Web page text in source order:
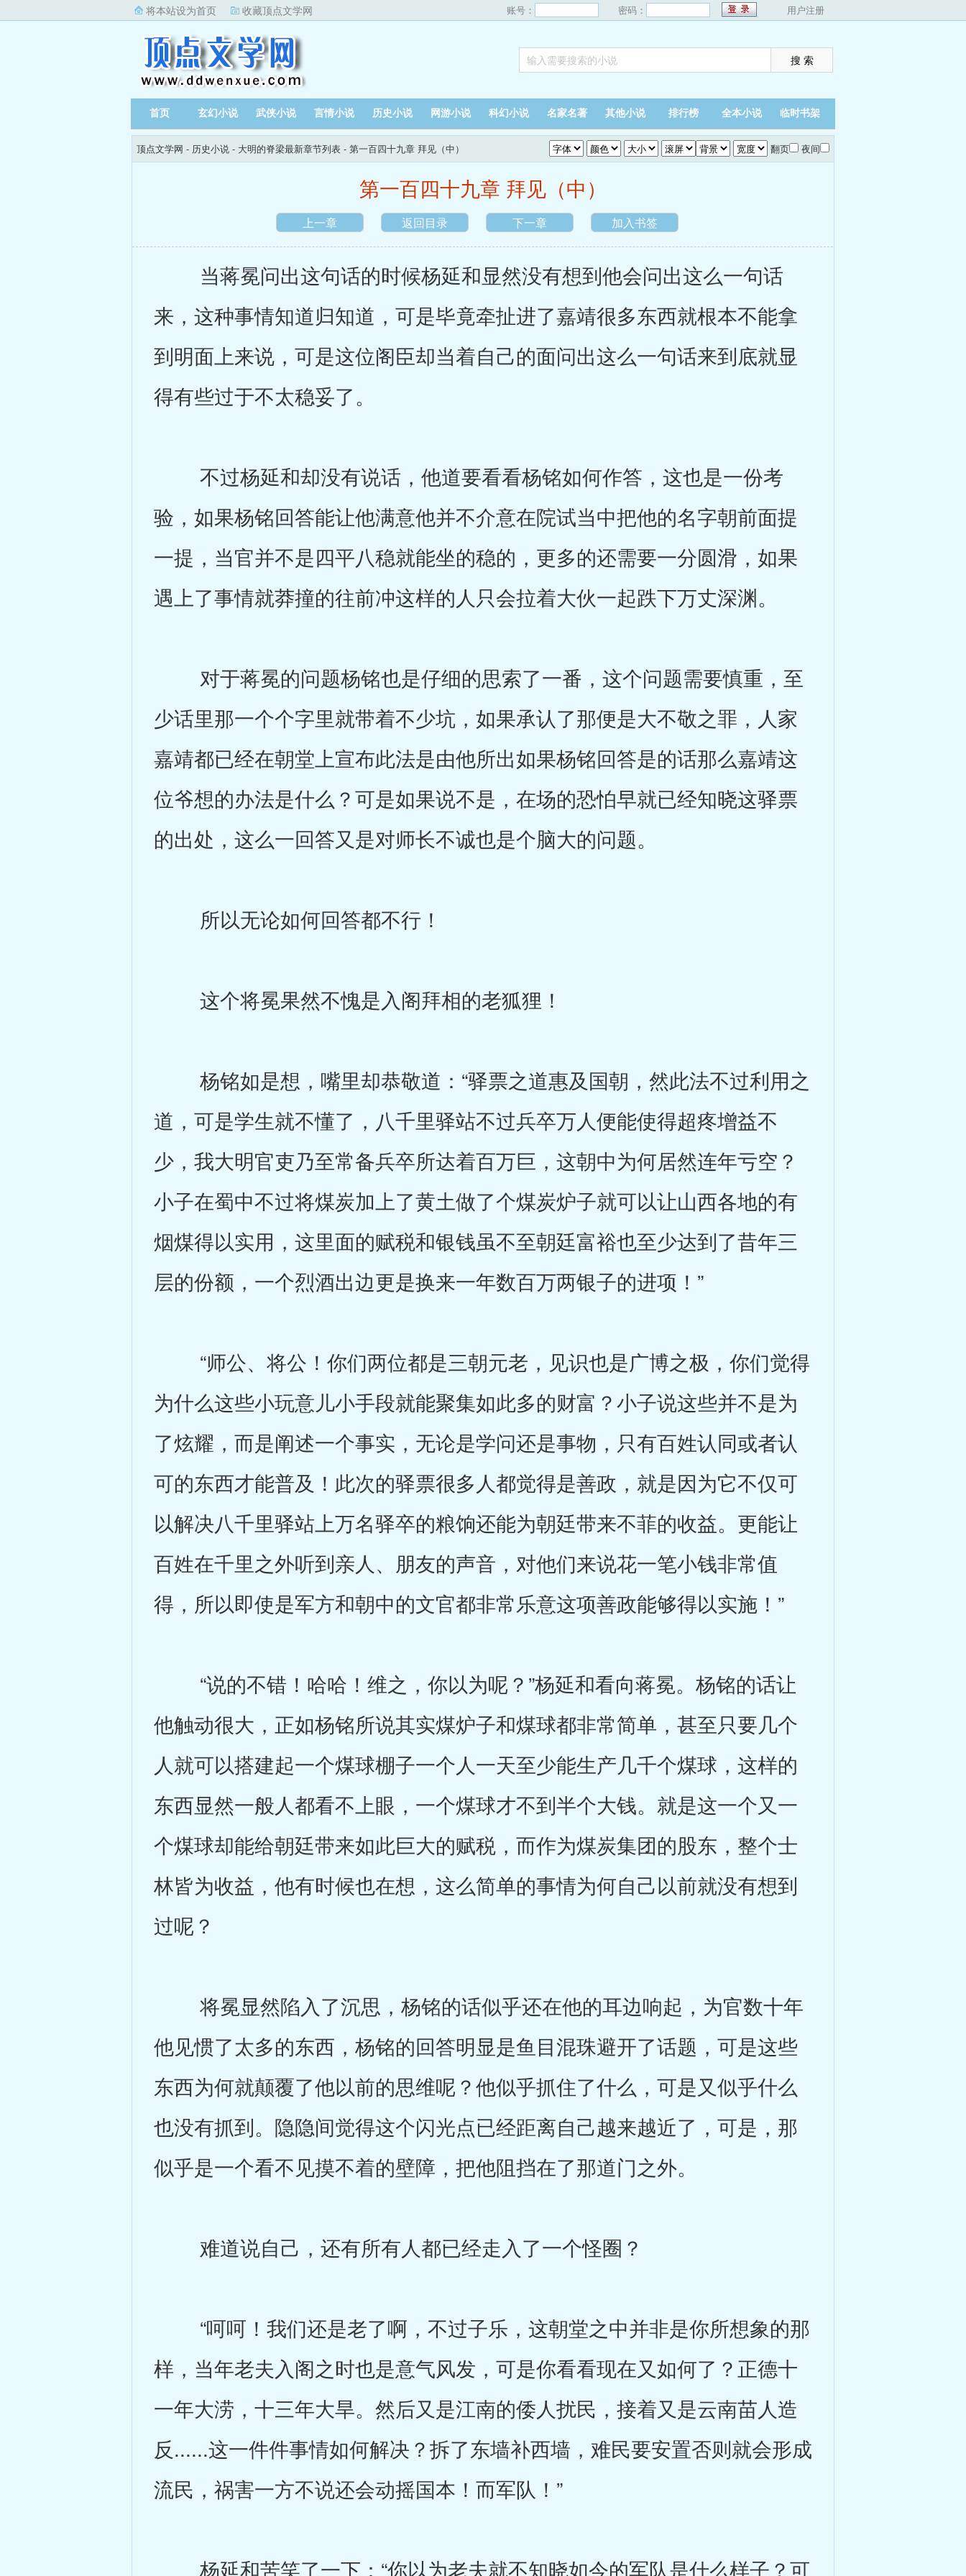
将本站设为首页 收藏顶点文学网 账号： 密码： 用户注册
首页 玄幻小说 武侠小说 言情小说 历史小说 网游小说 科幻小说 名家名著 其他小说 排行榜 全本小说 临时书架
顶点文学网 - 历史小说 - 大明的脊梁最新章节列表 - 第一百四十九章 拜见（中） 翻页 夜间
第一百四十九章 拜见（中）
上一章 返回目录 下一章 加入书签
当蒋冕问出这句话的时候杨延和显然没有想到他会问出这么一句话
来，这种事情知道归知道，可是毕竟牵扯进了嘉靖很多东西就根本不能拿
到明面上来说，可是这位阁臣却当着自己的面问出这么一句话来到底就显
得有些过于不太稳妥了。
不过杨延和却没有说话，他道要看看杨铭如何作答，这也是一份考
验，如果杨铭回答能让他满意他并不介意在院试当中把他的名字朝前面提
一提，当官并不是四平八稳就能坐的稳的，更多的还需要一分圆滑，如果
遇上了事情就莽撞的往前冲这样的人只会拉着大伙一起跌下万丈深渊。
对于蒋冕的问题杨铭也是仔细的思索了一番，这个问题需要慎重，至
少话里那一个个字里就带着不少坑，如果承认了那便是大不敬之罪，人家
嘉靖都已经在朝堂上宣布此法是由他所出如果杨铭回答是的话那么嘉靖这
位爷想的办法是什么？可是如果说不是，在场的恐怕早就已经知晓这驿票
的出处，这么一回答又是对师长不诚也是个脑大的问题。
所以无论如何回答都不行！
这个将冕果然不愧是入阁拜相的老狐狸！
杨铭如是想，嘴里却恭敬道：“驿票之道惠及国朝，然此法不过利用之
道，可是学生就不懂了，八千里驿站不过兵卒万人便能使得超疼增益不
少，我大明官吏乃至常备兵卒所达着百万巨，这朝中为何居然连年亏空？
小子在蜀中不过将煤炭加上了黄土做了个煤炭炉子就可以让山西各地的有
烟煤得以实用，这里面的赋税和银钱虽不至朝廷富裕也至少达到了昔年三
层的份额，一个烈酒出边更是换来一年数百万两银子的进项！”
“师公、将公！你们两位都是三朝元老，见识也是广博之极，你们觉得
为什么这些小玩意儿小手段就能聚集如此多的财富？小子说这些并不是为
了炫耀，而是阐述一个事实，无论是学问还是事物，只有百姓认同或者认
可的东西才能普及！此次的驿票很多人都觉得是善政，就是因为它不仅可
以解决八千里驿站上万名驿卒的粮饷还能为朝廷带来不菲的收益。更能让
百姓在千里之外听到亲人、朋友的声音，对他们来说花一笔小钱非常值
得，所以即使是军方和朝中的文官都非常乐意这项善政能够得以实施！”
“说的不错！哈哈！维之，你以为呢？”杨延和看向蒋冕。杨铭的话让
他触动很大，正如杨铭所说其实煤炉子和煤球都非常简单，甚至只要几个
人就可以搭建起一个煤球棚子一个人一天至少能生产几千个煤球，这样的
东西显然一般人都看不上眼，一个煤球才不到半个大钱。就是这一个又一
个煤球却能给朝廷带来如此巨大的赋税，而作为煤炭集团的股东，整个士
林皆为收益，他有时候也在想，这么简单的事情为何自己以前就没有想到
过呢？
将冕显然陷入了沉思，杨铭的话似乎还在他的耳边响起，为官数十年
他见惯了太多的东西，杨铭的回答明显是鱼目混珠避开了话题，可是这些
东西为何就颠覆了他以前的思维呢？他似乎抓住了什么，可是又似乎什么
也没有抓到。隐隐间觉得这个闪光点已经距离自己越来越近了，可是，那
似乎是一个看不见摸不着的壁障，把他阻挡在了那道门之外。
难道说自己，还有所有人都已经走入了一个怪圈？
“呵呵！我们还是老了啊，不过子乐，这朝堂之中并非是你所想象的那
样，当年老夫入阁之时也是意气风发，可是你看看现在又如何了？正德十
一年大涝，十三年大旱。然后又是江南的倭人扰民，接着又是云南苗人造
反......这一件件事情如何解决？拆了东墙补西墙，难民要安置否则就会形成
流民，祸害一方不说还会动摇国本！而军队！”
杨延和苦笑了一下：“你以为老夫就不知晓如今的军队是什么样子？可